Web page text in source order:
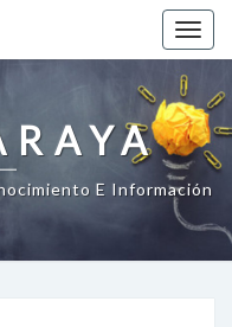
E Información